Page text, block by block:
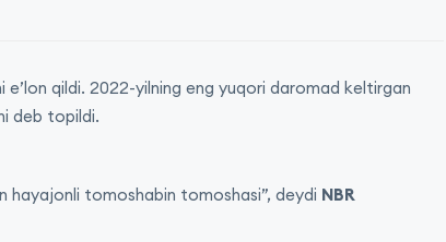
qildi. 2022-yilning eng yuqori daromad keltirgan
deb topildi.
hayajonli tomoshabin tomoshasi”, deydi NBR